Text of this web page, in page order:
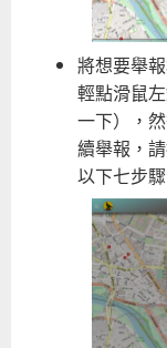
將想要舉
輕點滑鼠
一下），
續舉報，
以下七步驟